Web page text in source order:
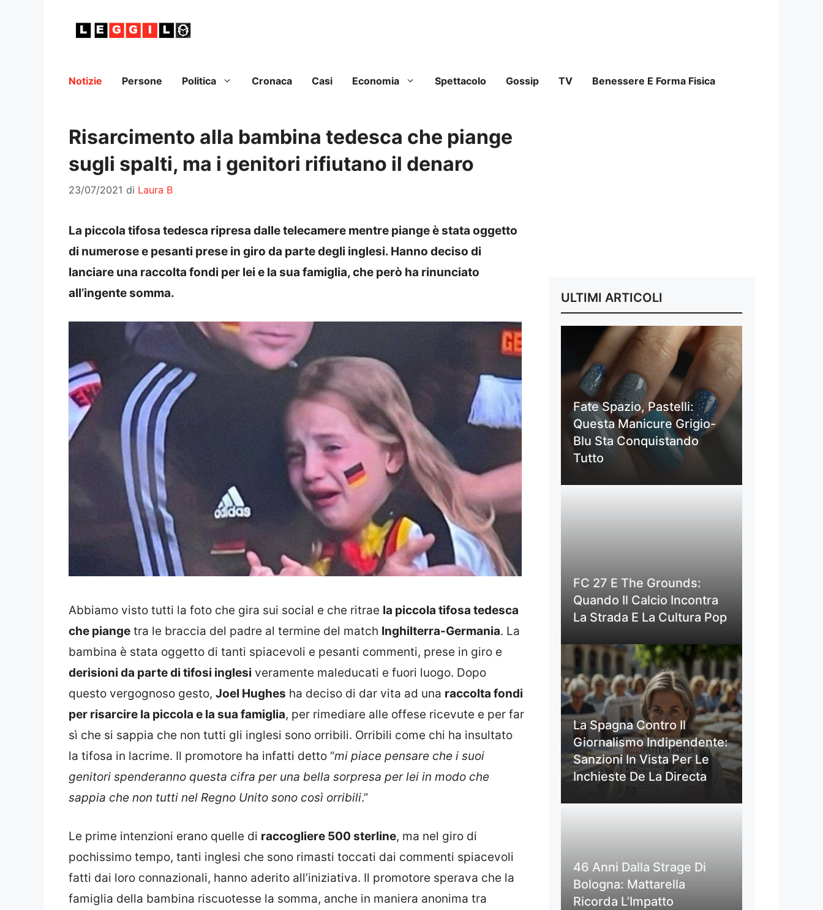
Notizie Persone Politica Cronaca Casi Economia Spettacolo Gossip TV Benessere E Forma Fisica
Risarcimento alla bambina tedesca che piange
sugli spalti, ma i genitori rifiutano il denaro
23/07/2021 di Laura B
La piccola tifosa tedesca ripresa dalle telecamere mentre piange è stata oggetto
di numerose e pesanti prese in giro da parte degli inglesi. Hanno deciso di
lanciare una raccolta fondi per lei e la sua famiglia, che però ha rinunciato
all’ingente somma.
Abbiamo visto tutti la foto che gira sui social e che ritrae la piccola tifosa tedesca
che piange tra le braccia del padre al termine del match Inghilterra-Germania. La
bambina è stata oggetto di tanti spiacevoli e pesanti commenti, prese in giro e
derisioni da parte di tifosi inglesi veramente maleducati e fuori luogo. Dopo
questo vergognoso gesto, Joel Hughes ha deciso di dar vita ad una raccolta fondi
per risarcire la piccola e la sua famiglia, per rimediare alle offese ricevute e per far
sì che si sappia che non tutti gli inglesi sono orribili. Orribili come chi ha insultato
la tifosa in lacrime. Il promotore ha infatti detto “mi piace pensare che i suoi
genitori spenderanno questa cifra per una bella sorpresa per lei in modo che
sappia che non tutti nel Regno Unito sono così orribili.”
Le prime intenzioni erano quelle di raccogliere 500 sterline, ma nel giro di
pochissimo tempo, tanti inglesi che sono rimasti toccati dai commenti spiacevoli
fatti dai loro connazionali, hanno aderito all’iniziativa. Il promotore sperava che la
famiglia della bambina riscuotesse la somma, anche in maniera anonima tra
ULTIMI ARTICOLI
Fate Spazio, Pastelli:
Questa Manicure Grigio-
Blu Sta Conquistando
Tutto
FC 27 E The Grounds:
Quando Il Calcio Incontra
La Strada E La Cultura Pop
La Spagna Contro Il
Giornalismo Indipendente:
Sanzioni In Vista Per Le
Inchieste De La Directa
46 Anni Dalla Strage Di
Bologna: Mattarella
Ricorda L’Impatto